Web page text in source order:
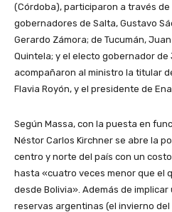
(Córdoba), participaron a través
gobernadores de Salta, Gustavo
Gerardo Zámora; de Tucumán,
Quintela; y el electo gobernador de
acompañaron al ministro la titular
Flavia Royón, y el presidente de
Según Massa, con la puesta en
Néstor Carlos Kirchner se abre la
centro y norte del país con un
hasta «cuatro veces menor que el
desde Bolivia». Además de
reservas argentinas (el invierno del